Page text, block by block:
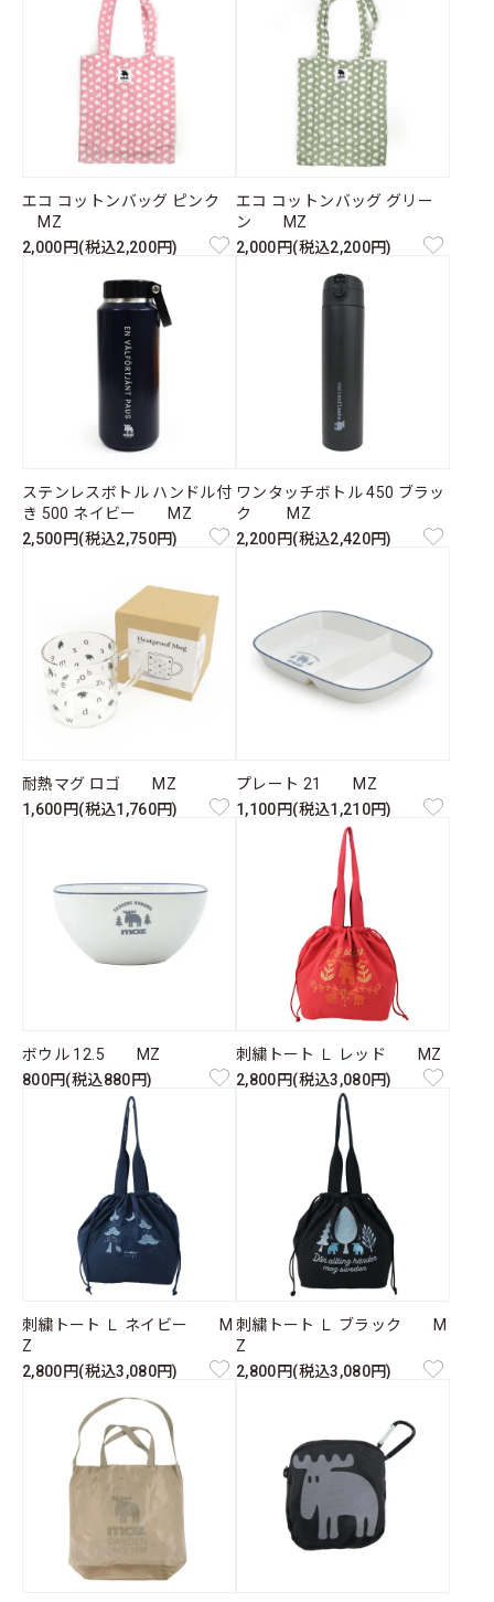
エコ コットンバッグ ピンク
MZ
2,000円(税込2,200円)
エコ コットンバッグ グリー
ン MZ
2,000円(税込2,200円)
ステンレスボトル ハンドル付
き 500 ネイビー MZ
2,500円(税込2,750円)
ワンタッチボトル 450 ブラッ
ク MZ
2,200円(税込2,420円)
耐熱マグ ロゴ MZ
1,600円(税込1,760円)
プレート 21 MZ
1,100円(税込1,210円)
ボウル 12.5 MZ
800円(税込880円)
刺繍トート Ｌ レッド MZ
2,800円(税込3,080円)
刺繍トート Ｌ ネイビー M
Z
2,800円(税込3,080円)
刺繍トート Ｌ ブラック M
Z
2,800円(税込3,080円)